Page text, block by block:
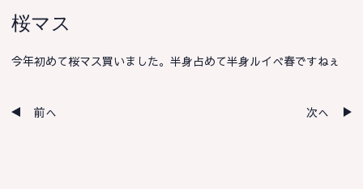
桜マス
今年初めて桜マス買いました。半身占めて半身ルイべ春ですねぇ
前へ 次へ